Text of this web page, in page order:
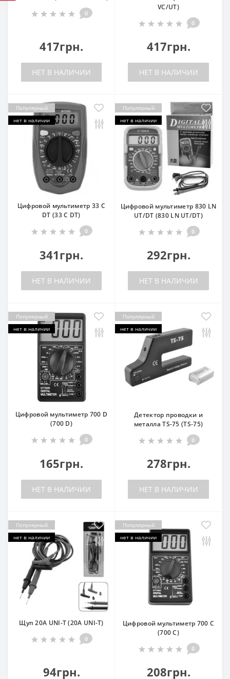
0
417грн.
НЕТ В НАЛИЧИИ
VC/UT)
0
417грн.
НЕТ В НАЛИЧИИ
Популярный
нет в наличии
Цифровой мультиметр 33 C
DT (33 C DT)
0
341грн.
НЕТ В НАЛИЧИИ
Популярный
нет в наличии
Цифровой мультиметр 830 LN
UT/DT (830 LN UT/DT)
0
292грн.
НЕТ В НАЛИЧИИ
Популярный
нет в наличии
Цифровой мультиметр 700 D
(700 D)
0
165грн.
НЕТ В НАЛИЧИИ
Популярный
нет в наличии
Детектор проводки и
металла TS-75 (TS-75)
0
278грн.
НЕТ В НАЛИЧИИ
Популярный
нет в наличии
Щуп 20А UNI-T (20А UNI-T)
0
94грн.
Популярный
нет в наличии
Цифровой мультиметр 700 C
(700 C)
0
208грн.